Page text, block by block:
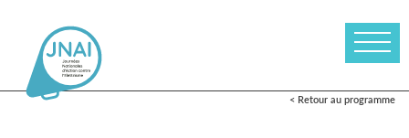
< Retour au programme